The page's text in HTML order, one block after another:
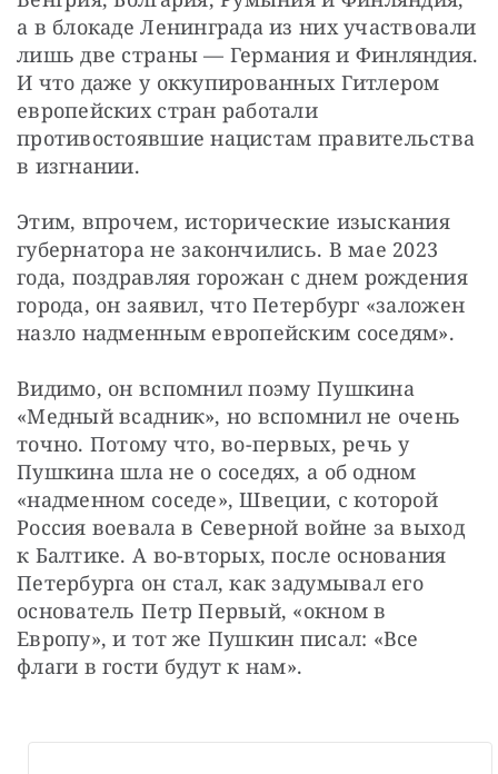
а в блокаде Ленинграда из них участвовали
лишь две страны — Германия и Финляндия.
И что даже у оккупированных Гитлером
европейских стран работали
противостоявшие нацистам правительства
в изгнании.
Этим, впрочем, исторические изыскания
губернатора не закончились. В мае 2023
года, поздравляя горожан с днем рождения
города, он заявил, что Петербург «заложен
назло надменным европейским соседям».
Видимо, он вспомнил поэму Пушкина
«Медный всадник», но вспомнил не очень
точно. Потому что, во-первых, речь у
Пушкина шла не о соседях, а об одном
«надменном соседе», Швеции, с которой
Россия воевала в Северной войне за выход
к Балтике. А во-вторых, после основания
Петербурга он стал, как задумывал его
основатель Петр Первый, «окном в
Европу», и тот же Пушкин писал: «Все
флаги в гости будут к нам».